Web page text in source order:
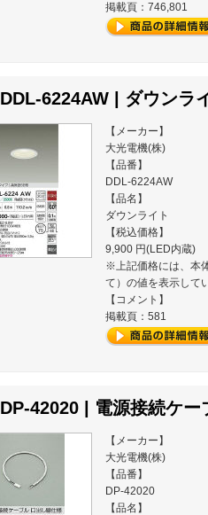
掲載頁：746,801
DDL-6224AW | ダウンラ
【メーカー】
大光電機(株)
【品番】
DDL-6224AW
【品名】
ダウンライト
【税込価格】
9,900 円(LED内蔵)
※上記価格には、本
て）の値を表示して
【コメント】
掲載頁：581
DP-42020 | 電源接続ケー
【メーカー】
大光電機(株)
【品番】
DP-42020
【品名】